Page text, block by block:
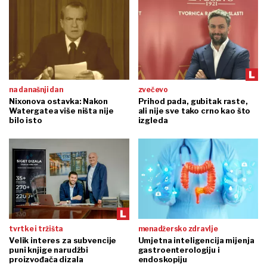
na današnji dan
Nixonova ostavka: Nakon
Watergatea više ništa nije
bilo isto
zvečevo
Prihod pada, gubitak raste,
ali nije sve tako crno kao što
izgleda
tvrtke i tržišta
Velik interes za subvencije
puni knjige narudžbi
proizvođača dizala
menadžersko zdravlje
Umjetna inteligencija mijenja
gastroenterologiju i
endoskopiju